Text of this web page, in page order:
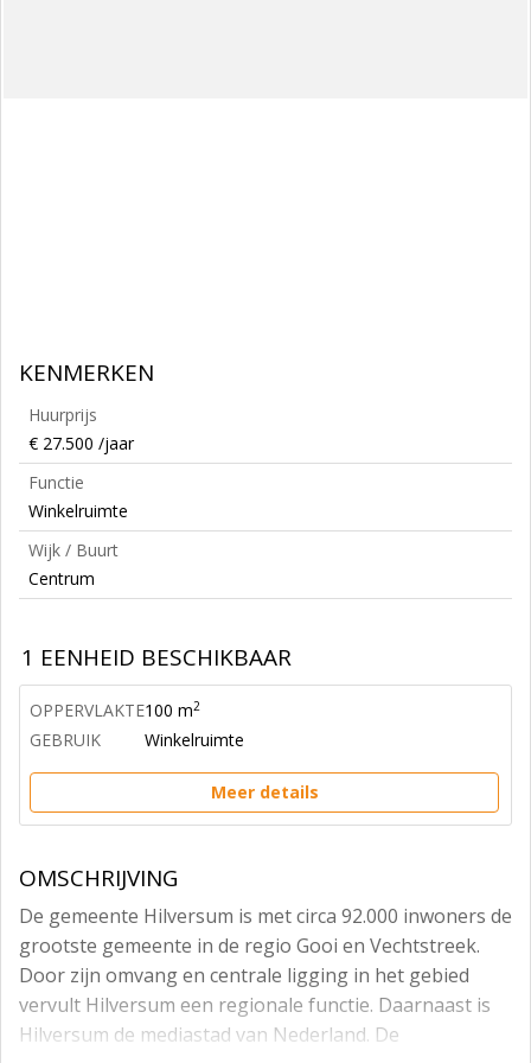
KENMERKEN
Huurprijs
€ 27.500 /jaar
Functie
Winkelruimte
Wijk / Buurt
Centrum
1 EENHEID BESCHIKBAAR
OPPERVLAKTE100 m2
GEBRUIK Winkelruimte
Meer details
OMSCHRIJVING
De gemeente Hilversum is met circa 92.000 inwoners de
grootste gemeente in de regio Gooi en Vechtstreek.
Door zijn omvang en centrale ligging in het gebied
vervult Hilversum een regionale functie. Daarnaast is
Hilversum de mediastad van Nederland. De